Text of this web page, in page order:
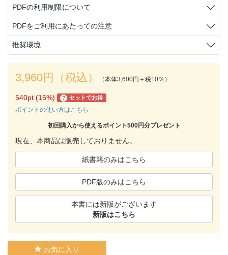
PDFの利用制限について
PDFをご利用にあたっての注意
推奨環境
3,960円（税込） （本体3,600円＋税10％）
540pt (15%) ? セットでお得
ポイントの使い方はこちら
初回購入から使えるポイント500円分プレゼント
現在、本商品は販売しておりません。
紙書籍のみはこちら
PDF版のみはこちら
本書には新版がございます
新版はこちら
お気に入り